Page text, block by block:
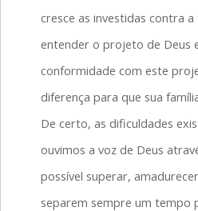
cresce as investidas contra
entender o projeto de Deus
conformidade com este
diferença para que sua
De certo, as dificuldades
ouvimos a voz de Deus
possível superar,
separem sempre um tempo